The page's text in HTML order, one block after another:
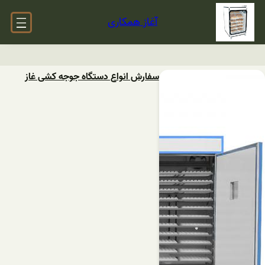
آغاز همکاری
سفارش انواع دستگاه جوجه کشی غاز